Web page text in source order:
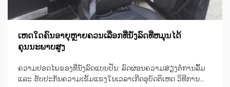
ເຫດໃດຄົນອາຍຸຫຼາຍຄວນເລືອກທີ່ນັ່ງລົດທີ່ຫມຸນໄດ້
ຄຸນນະພາບສູງ
ຄວາມປອດໄພຂອງທີ່ນັ່ງລົດແບບປັ່ນ: ລົດຜ່ອນຄວາມສ່ຽງຕໍ່ການລົ້ມ
ແລະ ຮັບປະກັນຄວາມເຂັ້ມແຂງໃນເວລາເກີດອຸບັດຕິເຫດ ວິທີການ